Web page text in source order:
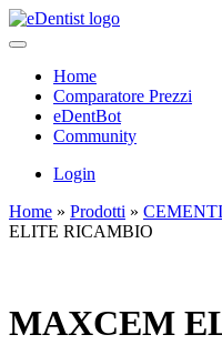
Home
Comparatore Prezzi
eDentBot
Community
Login
Home » Prodotti »
ELITE RICAMBIO
MAXCEM